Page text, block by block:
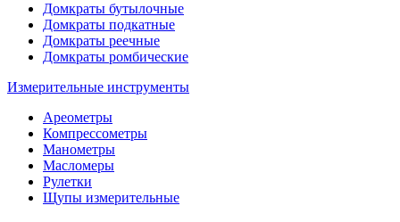
Домкраты бутылочные
Домкраты подкатные
Домкраты реечные
Домкраты ромбические
Измерительные инструменты
Ареометры
Компрессометры
Манометры
Масломеры
Рулетки
Щупы измерительные